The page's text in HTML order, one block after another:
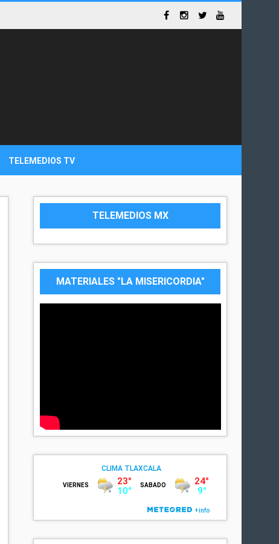
TELEMEDIOS TV
TELEMEDIOS MX
MATERIALES "LA MISERICORDIA"